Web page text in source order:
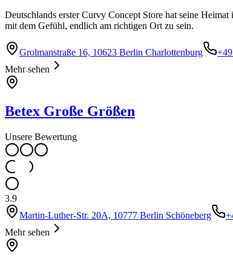
Deutschlands erster Curvy Concept Store hat seine
mit dem Gefühl, endlich am richtigen Ort zu sein.
Grolmanstraße 16, 10623 Berlin Charlottenburg
Mehr sehen
Betex Große Größen
Unsere Bewertung
3.9
Martin-Luther-Str. 20A, 10777 Berlin Schöneberg
Mehr sehen